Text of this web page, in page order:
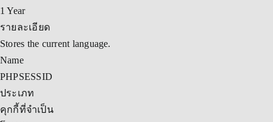
1 Year
รายละเอียด
Stores the current language.
Name
PHPSESSID
ประเภท
คุกกี้ที่จำเป็น